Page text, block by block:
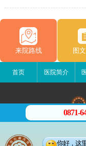
来院路线 图
首页 医院简介
版
0871-
你好，这